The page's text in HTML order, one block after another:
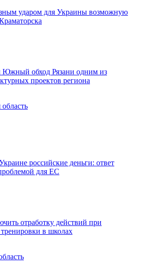
ударом для Украины возможную
Южный обход Рязани одним из
проектов региона
область
российские деньги: ответ
для EC
отработку действий при
в школах